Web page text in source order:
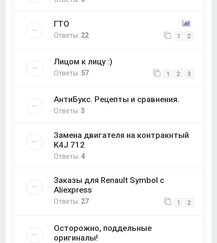
ГТО
Ответы: 22 1 2
Лицом к лицу :)
Ответы: 57 1 2 3
АнтиБукс. Рецепты и сравнения.
Ответы:3
Замена двигателя на контракнтый
K4J 712
Ответы:4
Заказы для Renault Symbol с
Aliexpress
Ответы: 27 1 2
Осторожно, поддельные
оригиналы!